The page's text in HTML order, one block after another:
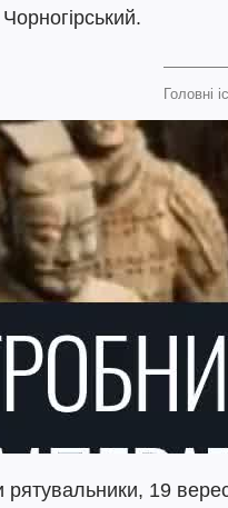
Чорногірський.
Головні
рятувальники, 19